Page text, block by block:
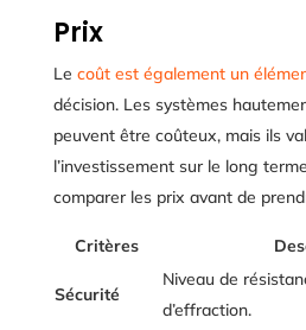
Prix
Le coût est également un
décision. Les systèmes
peuvent être coûteux, mais ils
l’investissement sur le long
comparer les prix avant de
Critères
Sécurité
Niveau de
d’effraction.